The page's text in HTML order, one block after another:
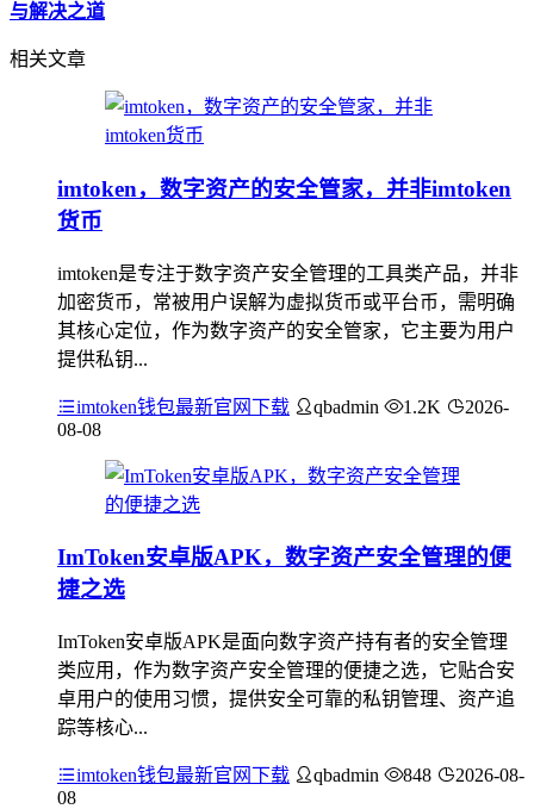
与解决之道
相关文章
imtoken，数字资产的安全管家，并非imtoken
货币
imtoken是专注于数字资产安全管理的工具类产品，并非
加密货币，常被用户误解为虚拟货币或平台币，需明确
其核心定位，作为数字资产的安全管家，它主要为用户
提供私钥...
imtoken钱包最新官网下载 qbadmin 1.2K
2026-
08-08
ImToken安卓版APK，数字资产安全管理的便
捷之选
ImToken安卓版APK是面向数字资产持有者的安全管理
类应用，作为数字资产安全管理的便捷之选，它贴合安
卓用户的使用习惯，提供安全可靠的私钥管理、资产追
踪等核心...
imtoken钱包最新官网下载 qbadmin 848
2026-08-
08